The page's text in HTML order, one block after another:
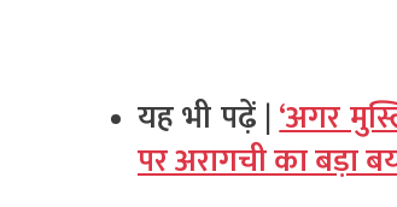
यह भी पढ़ें |‘अगर
पर अरागची का बड़ा